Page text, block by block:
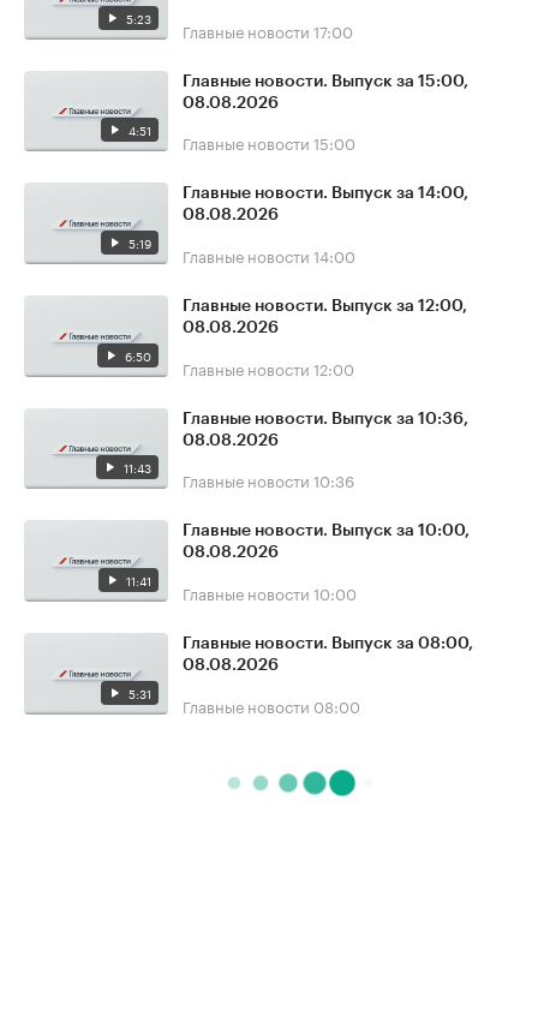
5:23 Главные новости 17:00
4:51
Главные новости. Выпуск за 15:00,
08.08.2026
Главные новости 15:00
5:19
Главные новости. Выпуск за 14:00,
08.08.2026
Главные новости 14:00
6:50
Главные новости. Выпуск за 12:00,
08.08.2026
Главные новости 12:00
11:43
Главные новости. Выпуск за 10:36,
08.08.2026
Главные новости 10:36
11:41
Главные новости. Выпуск за 10:00,
08.08.2026
Главные новости 10:00
5:31
Главные новости. Выпуск за 08:00,
08.08.2026
Главные новости 08:00